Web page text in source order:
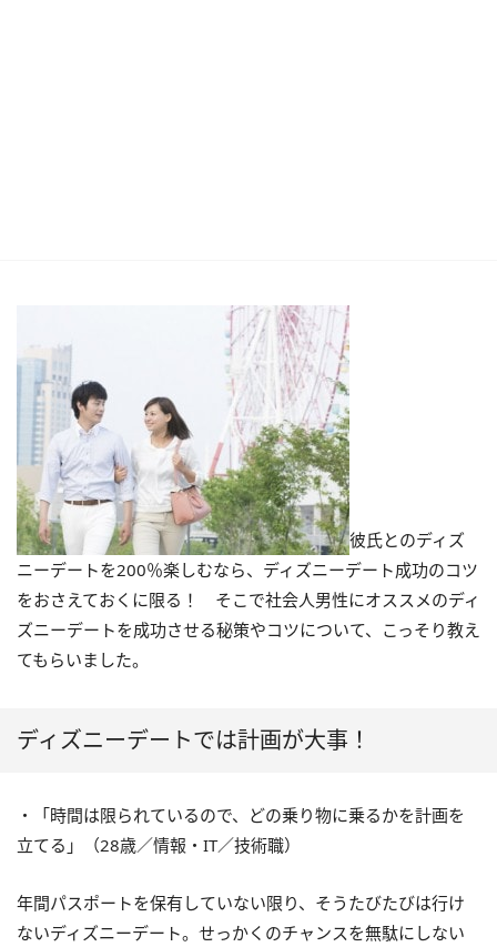
彼氏とのディズ
ニーデートを200％楽しむなら、ディズニーデート成功のコツ
をおさえておくに限る！ そこで社会人男性にオススメのディ
ズニーデートを成功させる秘策やコツについて、こっそり教え
てもらいました。
ディズニーデートでは計画が大事！
・「時間は限られているので、どの乗り物に乗るかを計画を
立てる」（28歳／情報・IT／技術職）
年間パスポートを保有していない限り、そうたびたびは行け
ないディズニーデート。せっかくのチャンスを無駄にしない